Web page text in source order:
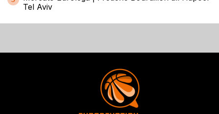
Tel Aviv